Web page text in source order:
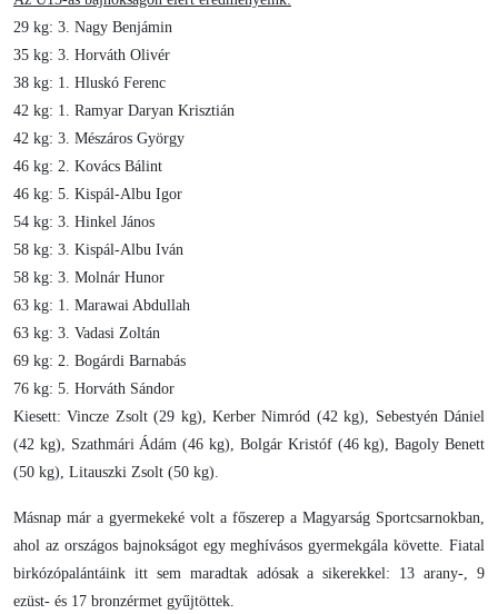
29 kg: 3. Nagy Benjámin
35 kg: 3. Horváth Olivér
38 kg: 1. Hluskó Ferenc
42 kg: 1. Ramyar Daryan Krisztián
42 kg: 3. Mészáros György
46 kg: 2. Kovács Bálint
46 kg: 5. Kispál-Albu Igor
54 kg: 3. Hinkel János
58 kg: 3. Kispál-Albu Iván
58 kg: 3. Molnár Hunor
63 kg: 1. Marawai Abdullah
63 kg: 3. Vadasi Zoltán
69 kg: 2. Bogárdi Barnabás
76 kg: 5. Horváth Sándor
Kiesett: Vincze Zsolt (29 kg), Kerber Nimród (42 kg), Sebestyén Dániel
(42 kg), Szathmári Ádám (46 kg), Bolgár Kristóf (46 kg), Bagoly Benett
(50 kg), Litauszki Zsolt (50 kg).
Másnap már a gyermekeké volt a főszerep a Magyarság Sportcsarnokban,
ahol az országos bajnokságot egy meghívásos gyermekgála követte. Fiatal
birkózópalántáink itt sem maradtak adósak a sikerekkel: 13 arany-, 9
ezüst- és 17 bronzérmet gyűjtöttek.